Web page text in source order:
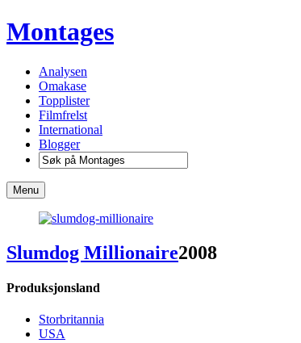
Montages
Analysen
Omakase
Topplister
Filmfrelst
International
Blogger
Menu
Slumdog Millionaire2008
Produksjonsland
Storbritannia
USA